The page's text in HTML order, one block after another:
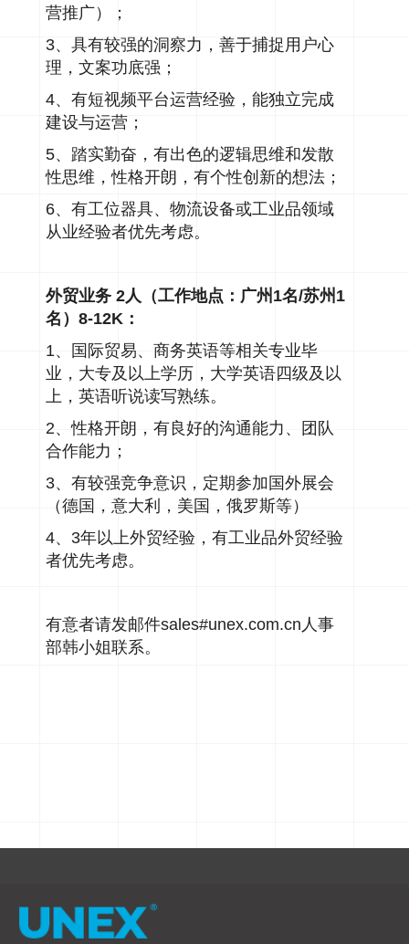
营推广）；
3、具有较强的洞察力，善于捕捉用户心
理，文案功底强；
4、有短视频平台运营经验，能独立完成
建设与运营；
5、踏实勤奋，有出色的逻辑思维和发散
性思维，性格开朗，有个性创新的想法；
6、有工位器具、物流设备或工业品领域
从业经验者优先考虑。
外贸业务 2人（工作地点：广州1名/苏州1
名）8-12K：
1、国际贸易、商务英语等相关专业毕
业，大专及以上学历，大学英语四级及以
上，英语听说读写熟练。
2、性格开朗，有良好的沟通能力、团队
合作能力；
3、有较强竞争意识，定期参加国外展会
（德国，意大利，美国，俄罗斯等）
4、3年以上外贸经验，有工业品外贸经验
者优先考虑。
有意者请发邮件sales#unex.com.cn人事
部韩小姐联系。